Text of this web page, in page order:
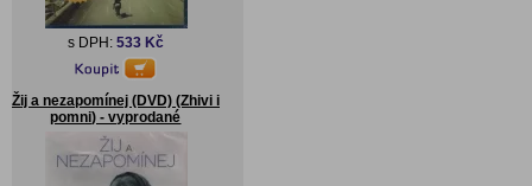
s DPH: 533 Kč
Žij a nezapomínej (DVD) (Zhivi i
pomni) - vyprodané